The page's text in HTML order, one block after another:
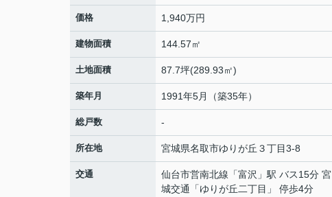
価格 1,940万円
建物面積 144.57㎡
土地面積 87.7坪(289.93㎡)
築年月 1991年5月（築35年）
総戸数 -
所在地 宮城県名取市ゆりが丘 ３丁目3-8
交通 仙台市営南北線 「富沢 」駅 バス15分 宮
城交通「ゆりが丘二丁目」 停歩4分